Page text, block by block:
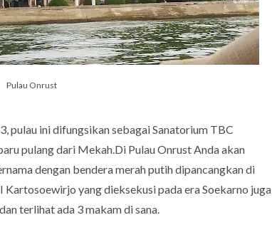
Pulau Onrust
pulau ini difungsikan sebagai Sanatorium TBC
pulang dari Mekah.Di Pulau Onrust Anda akan
dengan bendera merah putih dipancangkan di
yang dieksekusi pada era Soekarno juga
terlihat ada 3 makam di sana.